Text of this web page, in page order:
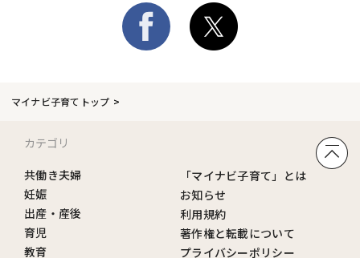
マイナビ子育てトップ
カテゴリ
共働き夫婦
妊娠
出産・産後
育児
教育
「マイナビ子育て」とは
お知らせ
利用規約
著作権と転載について
プライバシーポリシー